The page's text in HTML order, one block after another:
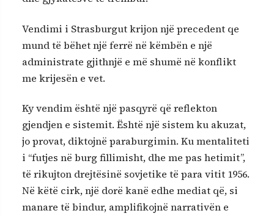
Vendimi i Strasburgut krijon një precedent qe
mund të bëhet një ferrë në këmbën e një
administrate gjithnjë e më shumë në konflikt
me krijesën e vet.
Ky vendim është një pasqyrë që reflekton
gjendjen e sistemit. Është një sistem ku akuzat,
jo provat, diktojnë paraburgimin. Ku mentaliteti
i “futjes në burg fillimisht, dhe me pas hetimit”,
të rikujton drejtësinë sovjetike të para vitit 1956.
Në këtë cirk, një dorë kanë edhe mediat që, si
manare të bindur, amplifikojnë narrativën e